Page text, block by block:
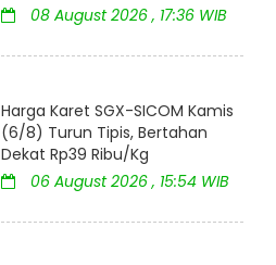
08 August 2026 , 17:36 WIB
Harga Karet SGX-SICOM Kamis
(6/8) Turun Tipis, Bertahan
Dekat Rp39 Ribu/Kg
06 August 2026 , 15:54 WIB